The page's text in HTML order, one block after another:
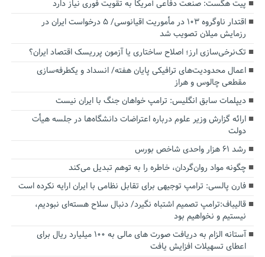
پیت هگست: صنعت دفاعی آمریکا به تقویت فوری نیاز دارد
اقتدار ناوگروه ۱۰۳ در مأموریت‌ اقیانوسی/ ۵ درخواست ایران در
رزمایش میلان تصویب شد
تک‌نرخی‌سازی ارز؛ اصلاح ساختاری یا آزمون پرریسک اقتصاد ایران؟
اعمال محدودیت‌های ترافیکی پایان هفته/ انسداد و یکطرفه‌سازی
مقطعی چالوس و هراز
دیپلمات سابق انگلیس:‌ ترامپ خواهان جنگ با ایران نیست
ارائه گزارش وزیر علوم درباره اعتراضات دانشگاه‌ها در جلسه هیأت
دولت
رشد ۶۱ هزار واحدی شاخص بورس
چگونه مواد روان‌گردان، خاطره را به توهم تبدیل می‌کند
فارن پالسی: ترامپ توجیهی برای تقابل نظامی با ایران ارایه نکرده است
قالیباف:ترامپ تصمیم اشتباه نگیرد/ دنبال سلاح هسته‌ای نبودیم،
نیستیم و نخواهیم بود
آستانه الزام به دریافت صورت های مالی به ۱۰۰ میلیارد ریال برای
اعطای تسهیلات افزایش یافت